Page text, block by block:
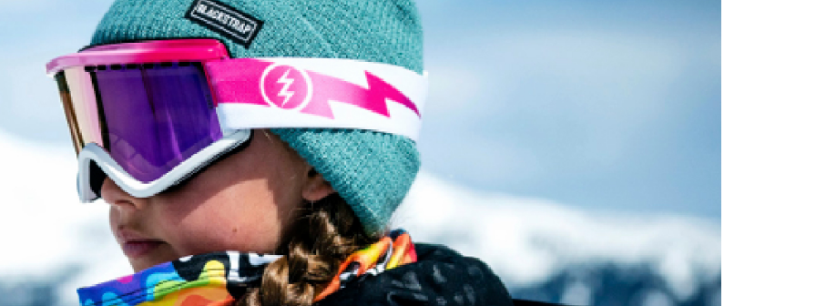
交易，需依本服務之必要範圍內提供個人資料，並將交易相關給付款項請
求債權轉讓予恩沛科技股份有限公司。
２．關於個人資料處理事宜，請瀏覽以下網址：
https://aftee.tw/terms/#terms3
３．未成年的使用者請事先徵得法定代理人或監護人之同意方可使用
「AFTEE先享後付」，若未經同意申辦者引起之損失，本公司不負相關責
任。
４．使用「AFTEE先享後付」時，將依據個別帳號之用戶狀況，依本公司
即時審查核予不同之上限額度；若仍有額度不足之情形，本公司將視審查
結果請求用戶進行身份認證。
５．嚴禁一人註冊多個帳號或使用他人資訊註冊。若發現惡意使用之情
形，恩沛科技股份有限公司將有權停止該用戶之使用額度並採取法律行
動。
貨到付款
每筆NT$130，滿NT$3,000(含以上)免運費